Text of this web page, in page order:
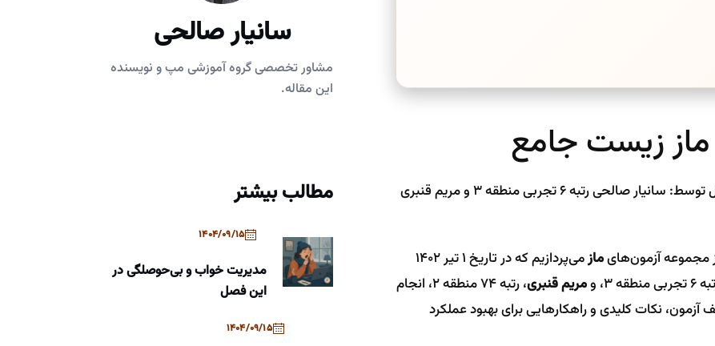
ماز زیست جامع
درس و پایه: زیست (جامع) | تاریخ: ۱ تیر ۱۴۰۲ | تحلیل توسط: سانیار صالحی رتبه ۶ تجربی منطقه ۳ و مریم قنبری
مجموعه آزمون‌هایماز
می‌پردازیم که در تاریخ ۱ تیر ۱۴۰۲
منطقه ۳، و مریم قنبری
، رتبه ۷۴ منطقه ۲، انجام
نکات کلیدی و راهکارهایی برای بهبود عملکرد
سانیار صالحی
مشاور تخصصی گروه آموزشی مپ و نویسنده
این مقاله.
مطالب بیشتر
1404/09/15
مدیریت خواب و بی‌حوصلگی در
این فصل
1404/09/15